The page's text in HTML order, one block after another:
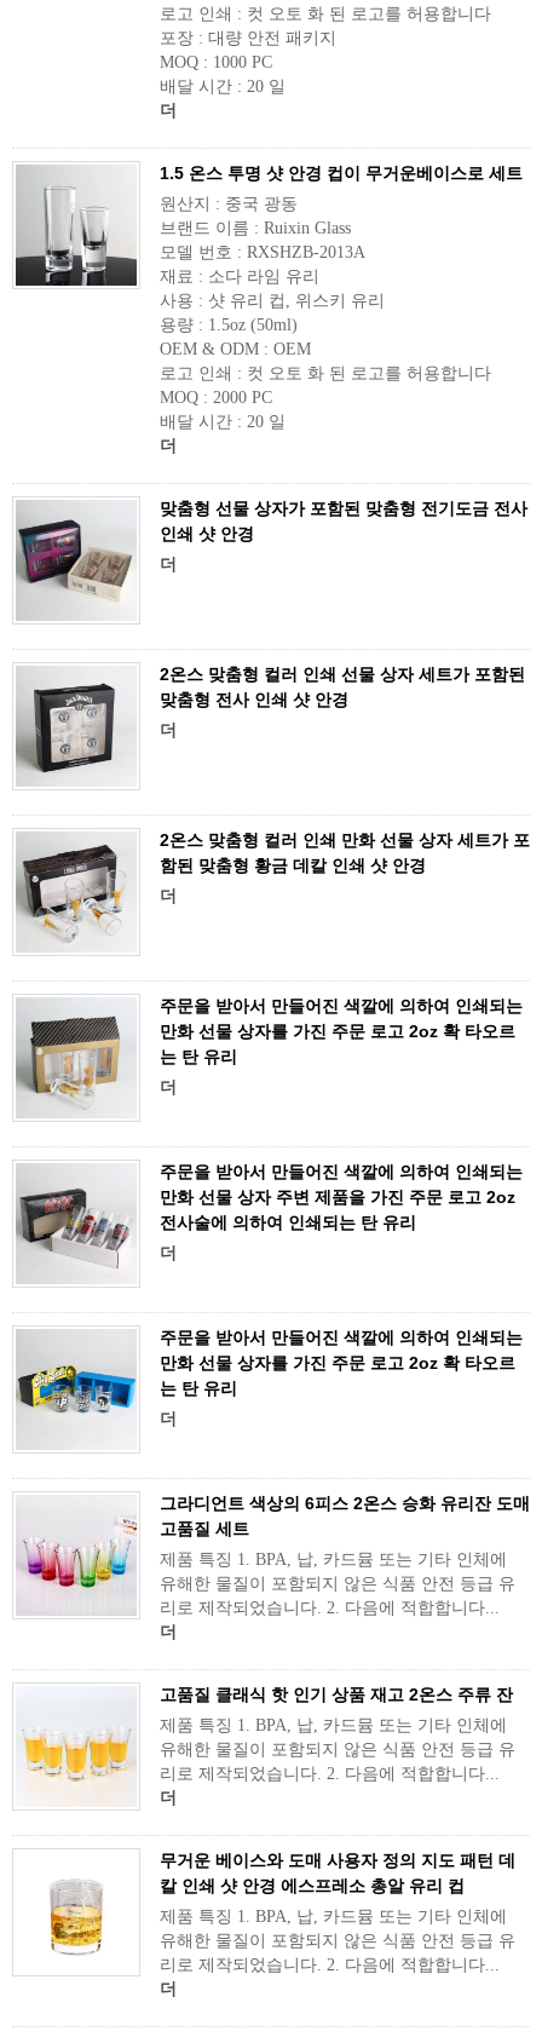
로고 인쇄 : 컷 오토 화 된 로고를 허용합니다
포장 : 대량 안전 패키지
MOQ : 1000 PC
배달 시간 : 20 일
더
1.5 온스 투명 샷 안경 컵이 무거운베이스로 세트
원산지 : 중국 광동
브랜드 이름 : Ruixin Glass
모델 번호 : RXSHZB-2013A
재료 : 소다 라임 유리
사용 : 샷 유리 컵, 위스키 유리
용량 : 1.5oz (50ml)
OEM & ODM : OEM
로고 인쇄 : 컷 오토 화 된 로고를 허용합니다
MOQ : 2000 PC
배달 시간 : 20 일
더
맞춤형 선물 상자가 포함된 맞춤형 전기도금 전사
인쇄 샷 안경
더
2온스 맞춤형 컬러 인쇄 선물 상자 세트가 포함된
맞춤형 전사 인쇄 샷 안경
더
2온스 맞춤형 컬러 인쇄 만화 선물 상자 세트가 포
함된 맞춤형 황금 데칼 인쇄 샷 안경
더
주문을 받아서 만들어진 색깔에 의하여 인쇄되는
만화 선물 상자를 가진 주문 로고 2oz 확 타오르
는 탄 유리
더
주문을 받아서 만들어진 색깔에 의하여 인쇄되는
만화 선물 상자 주변 제품을 가진 주문 로고 2oz
전사술에 의하여 인쇄되는 탄 유리
더
주문을 받아서 만들어진 색깔에 의하여 인쇄되는
만화 선물 상자를 가진 주문 로고 2oz 확 타오르
는 탄 유리
더
그라디언트 색상의 6피스 2온스 승화 유리잔 도매
고품질 세트
제품 특징 1. BPA, 납, 카드뮴 또는 기타 인체에
유해한 물질이 포함되지 않은 식품 안전 등급 유
리로 제작되었습니다. 2. 다음에 적합합니다...
더
고품질 클래식 핫 인기 상품 재고 2온스 주류 잔
제품 특징 1. BPA, 납, 카드뮴 또는 기타 인체에
유해한 물질이 포함되지 않은 식품 안전 등급 유
리로 제작되었습니다. 2. 다음에 적합합니다...
더
무거운 베이스와 도매 사용자 정의 지도 패턴 데
칼 인쇄 샷 안경 에스프레소 총알 유리 컵
제품 특징 1. BPA, 납, 카드뮴 또는 기타 인체에
유해한 물질이 포함되지 않은 식품 안전 등급 유
리로 제작되었습니다. 2. 다음에 적합합니다...
더